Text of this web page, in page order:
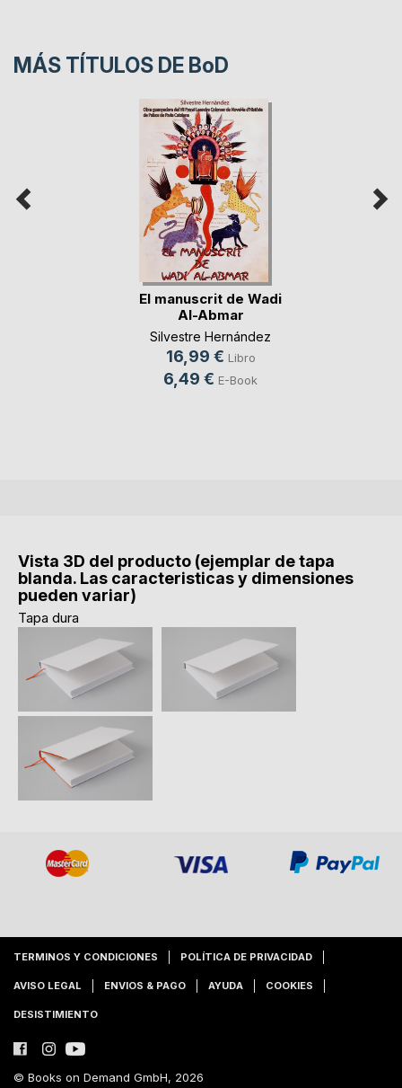
MÁS TÍTULOS DE BoD
El manuscrit de Wadi
Al-Abmar
Silvestre Hernández
16,99 € Libro
6,49 € E-Book
Vista 3D del producto (ejemplar de tapa
blanda. Las caracteristicas y dimensiones
pueden variar)
Tapa dura
TERMINOS Y CONDICIONES POLÍTICA DE PRIVACIDAD
AVISO LEGAL ENVIOS & PAGO AYUDA COOKIES
DESISTIMIENTO
© Books on Demand GmbH, 2026